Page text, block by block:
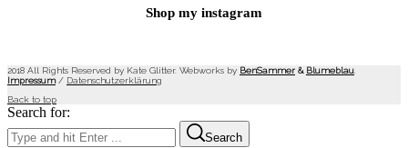
Shop my instagram
2018 All Rights Reserved by Kate Glitter. Webworks by BenSammer & Blumeblau
Impressum/ Datenschutzerklärung
Back to top
Search for:
Search